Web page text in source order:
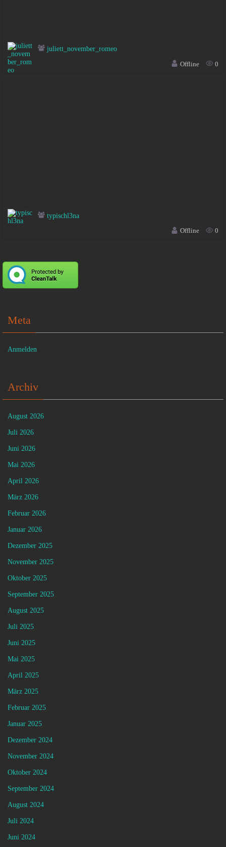
juliett_november_romeo
Offline
0
typischl3na
Offline
0
Meta
Anmelden
Archiv
August 2026
Juli 2026
Juni 2026
Mai 2026
April 2026
März 2026
Februar 2026
Januar 2026
Dezember 2025
November 2025
Oktober 2025
September 2025
August 2025
Juli 2025
Juni 2025
Mai 2025
April 2025
März 2025
Februar 2025
Januar 2025
Dezember 2024
November 2024
Oktober 2024
September 2024
August 2024
Juli 2024
Juni 2024